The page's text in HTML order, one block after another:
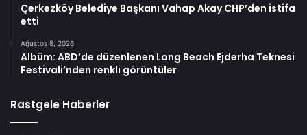
Çerkezköy Belediye Başkanı Vahap Akay CHP’den istifa
etti
Ağustos 8, 2026
Albüm: ABD’de düzenlenen Long Beach Ejderha Teknesi
Festivali’nden renkli görüntüler
Rastgele Haberler